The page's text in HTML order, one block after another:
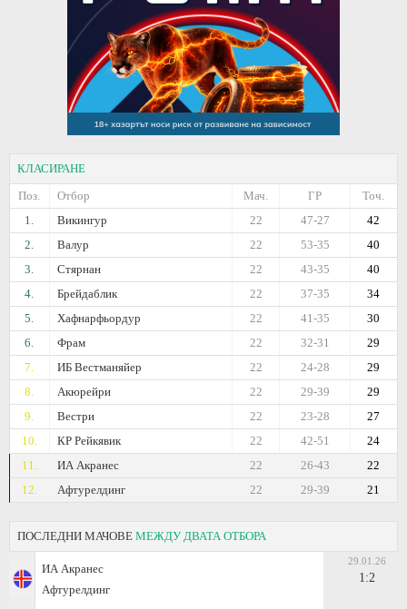
КЛАСИРАНЕ
Поз.
Отбор Точ.
ГР
Мач.
1.
Викингур 42
47-27
22
2.
Валур 40
53-35
22
3.
Стярнан 40
43-35
22
4.
Брейдаблик 34
37-35
22
5.
Хафнарфьордур 30
41-35
22
6.
Фрам 29
32-31
22
7.
ИБ Вестманяйер 29
24-28
22
8.
Акюрейри 29
29-39
22
9.
Вестри 27
23-28
22
10.
КР Рейкявик 24
42-51
22
11.
ИА Акранес 22
26-43
22
12.
Афтурелдинг 21
29-39
22
ПОСЛЕДНИ МАЧОВЕ МЕЖДУ ДВАТА ОТБОРА
ИА Акранес
Афтурелдинг
29.01.26
1:2